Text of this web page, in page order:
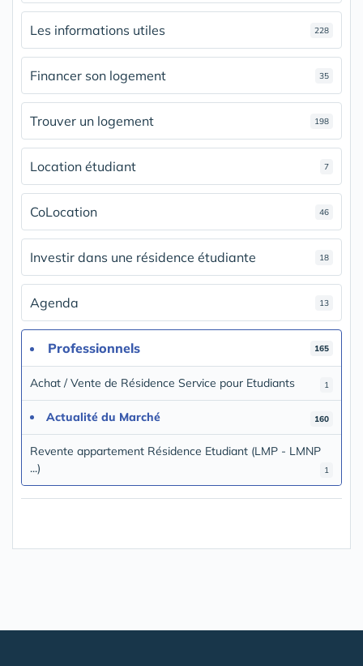
Les informations utiles 228
Financer son logement 35
Trouver un logement 198
Location étudiant 7
CoLocation 46
Investir dans une résidence étudiante 18
Agenda 13
Professionnels 165
Achat / Vente de Résidence Service pour Etudiants 1
Actualité du Marché 160
Revente appartement Résidence Etudiant (LMP - LMNP
...)
1